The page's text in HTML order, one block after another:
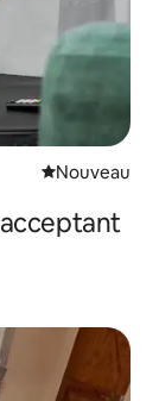
Nouvel
Nouveau